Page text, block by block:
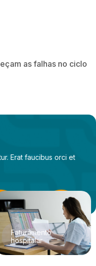
as falhas no ciclo
Erat faucibus orci et
Faturamento
hospitalar